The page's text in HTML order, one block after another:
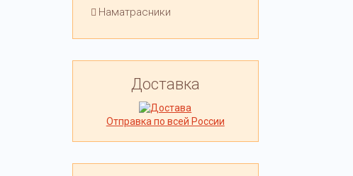
Наматрасники
Доставка
Отправка по всей России